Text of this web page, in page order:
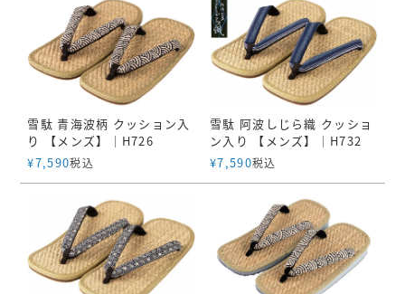
雪駄 青海波柄 クッション入
り 【メンズ】｜H726
¥7,590税込
雪駄 阿波しじら織 クッショ
ン入り 【メンズ】｜H732
¥7,590税込